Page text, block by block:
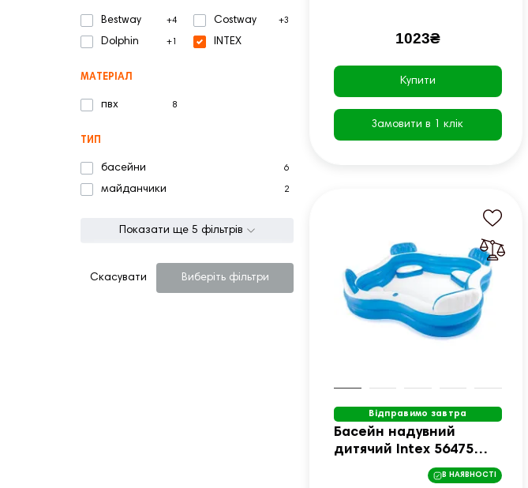
Bestway +4 Costway +3
Dolphin +1 INTEX
МАТЕРІАЛ
пвх 8
ТИП
басейни 6
майданчики 2
Показати ще 5 фільтрів
Скасувати Виберіть фільтри
1023₴
Купити
Замовити в 1 клік
Відправимо завтра
Басейн надувний
дитячий Intex 56475
229x229x46 см
В НАЯВНОСТІ